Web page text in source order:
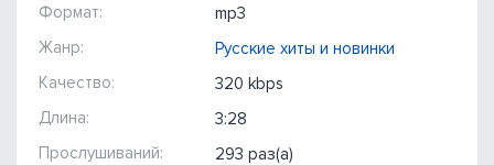
Формат:
mp3
Жанр:
Русские хиты и новинки
Качество:
320 kbps
Длина:
3:28
Прослушиваний:
293 раз(а)